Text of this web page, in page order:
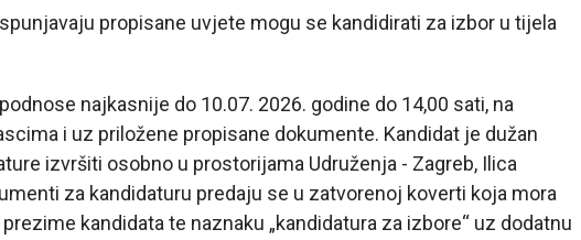
propisane uvjete mogu se kandidirati za izbor u tijela
najkasnije do 10.07. 2026. godine do 14,00 sati, na
i uz priložene propisane dokumente. Kandidat je dužan
izvršiti osobno u prostorijama Udruženja - Zagreb, Ilica
za kandidaturu predaju se u zatvorenoj koverti koja mora
kandidata te naznaku „kandidatura za izbore“ uz dodatnu